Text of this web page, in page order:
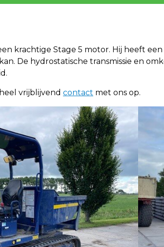
krachtige Stage 5 motor. Hij heeft
De hydrostatische transmissie en
vrijblijvend contact met ons op.